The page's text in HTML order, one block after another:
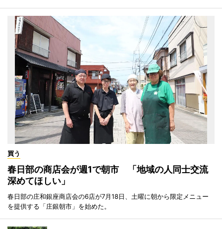
買う
春日部の商店会が週1で朝市 「地域の人同士交流
深めてほしい」
春日部の庄和銀座商店会の6店が7月18日、土曜に朝から限定メニュー
を提供する「庄銀朝市」を始めた。